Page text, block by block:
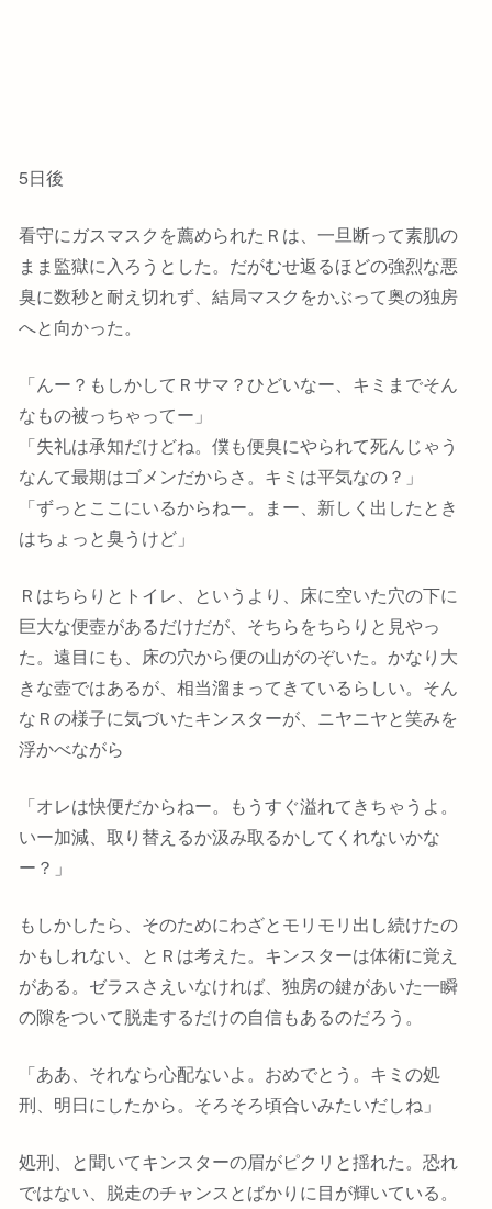
5日後
看守にガスマスクを薦められたＲは、一旦断って素肌の
まま監獄に入ろうとした。だがむせ返るほどの強烈な悪
臭に数秒と耐え切れず、結局マスクをかぶって奥の独房
へと向かった。
「んー？もしかしてＲサマ？ひどいなー、キミまでそん
なもの被っちゃってー」
「失礼は承知だけどね。僕も便臭にやられて死んじゃう
なんて最期はゴメンだからさ。キミは平気なの？」
「ずっとここにいるからねー。まー、新しく出したとき
はちょっと臭うけど」
Ｒはちらりとトイレ、というより、床に空いた穴の下に
巨大な便壺があるだけだが、そちらをちらりと見やっ
た。遠目にも、床の穴から便の山がのぞいた。かなり大
きな壺ではあるが、相当溜まってきているらしい。そん
なＲの様子に気づいたキンスターが、ニヤニヤと笑みを
浮かべながら
「オレは快便だからねー。もうすぐ溢れてきちゃうよ。
いー加減、取り替えるか汲み取るかしてくれないかな
ー？」
もしかしたら、そのためにわざとモリモリ出し続けたの
かもしれない、とＲは考えた。キンスターは体術に覚え
がある。ゼラスさえいなければ、独房の鍵があいた一瞬
の隙をついて脱走するだけの自信もあるのだろう。
「ああ、それなら心配ないよ。おめでとう。キミの処
刑、明日にしたから。そろそろ頃合いみたいだしね」
処刑、と聞いてキンスターの眉がピクリと揺れた。恐れ
ではない、脱走のチャンスとばかりに目が輝いている。